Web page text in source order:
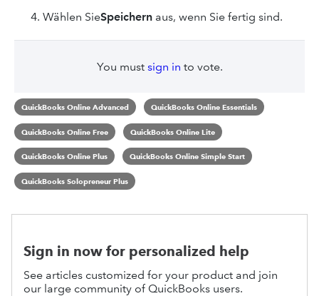
Wählen SieSpeichern aus, wenn Sie fertig sind.
You must sign in to vote.
QuickBooks Online Advanced QuickBooks Online Essentials
QuickBooks Online Free QuickBooks Online Lite
QuickBooks Online Plus QuickBooks Online Simple Start
QuickBooks Solopreneur Plus
Sign in now for personalized help
See articles customized for your product and join
our large community of QuickBooks users.